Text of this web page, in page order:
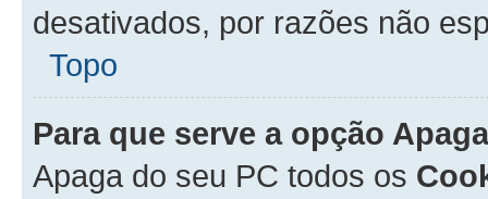
desativados, por razões não
Topo
Para que serve a opção
Apaga do seu PC todos os